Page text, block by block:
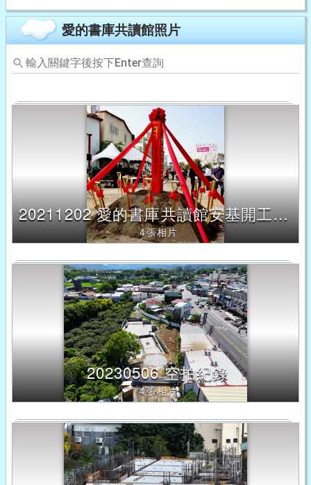
愛的書庫共讀館照片
輸
入
鍵
詢，
下
內
容
20211202 愛的書庫共讀館安基開工典禮
4張相片
20230506 空拍紀錄
4張相片